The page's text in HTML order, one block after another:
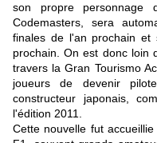
son propre
Codemasters, sera
finales de l'an prochain
prochain. On est donc loin
travers la Gran Tourismo
joueurs de devenir
constructeur japonais,
l'édition 2011.
Cette nouvelle fut